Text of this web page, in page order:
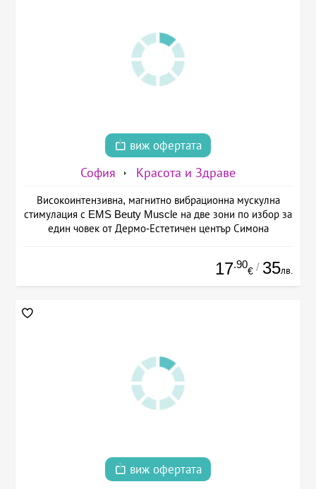
виж офертата
София Красота и Здраве
Високоинтензивна, магнитно вибрационна мускулна
стимулация с EMS Beuty Musclе на две зони по избор за
един човек от Дермо-Естетичен център Симона
17.90
€ / 35лв.
виж офертата